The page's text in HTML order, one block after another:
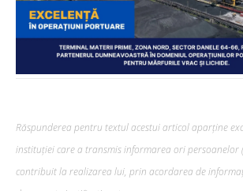
Răspunderea pentru textul acestui articol aparține
instituției care a transmis informarea ori persoanelor
contribuit la realizarea lui, prin acordarea de